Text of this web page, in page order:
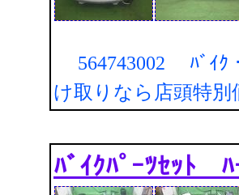
564743002 ﾊﾞｲｸ
け取りなら店頭特別
ﾊﾞｲｸﾊﾟｰﾂｾｯﾄ ﾊ